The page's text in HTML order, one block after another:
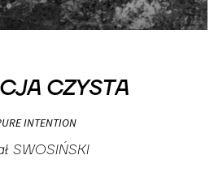
CZYSTA
INTENTION
SWOSIŃSKI